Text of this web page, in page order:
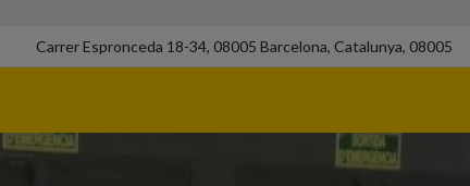
Carrer Espronceda 18-34, 08005 Barcelona, Catalunya, 08005